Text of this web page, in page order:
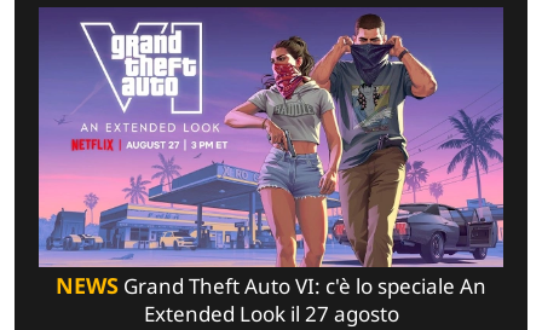
NEWS Grand Theft Auto VI: c'è lo speciale An
Extended Look il 27 agosto